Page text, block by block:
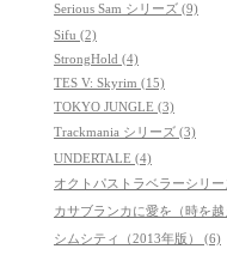
Serious Sam シリーズ (9)
Sifu (2)
StrongHold (4)
TES V: Skyrim (15)
TOKYO JUNGLE (3)
Trackmania シリーズ (3)
UNDERTALE (4)
オクトパストラベラーシリー
カサブランカに愛を（時を
シムシティ（2013年版） (6)